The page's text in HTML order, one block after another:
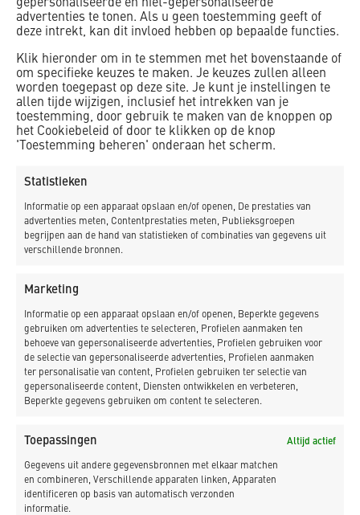
gepersonaliseerde en niet-gepersonaliseerde
advertenties te tonen. Als u geen toestemming geeft of
deze intrekt, kan dit invloed hebben op bepaalde functies.
Klik hieronder om in te stemmen met het bovenstaande of
om specifieke keuzes te maken. Je keuzes zullen alleen
worden toegepast op deze site. Je kunt je instellingen te
allen tijde wijzigen, inclusief het intrekken van je
toestemming, door gebruik te maken van de knoppen op
het Cookiebeleid of door te klikken op de knop
'Toestemming beheren' onderaan het scherm.
Statistieken
Informatie op een apparaat opslaan en/of openen, De prestaties van
advertenties meten, Contentprestaties meten, Publieksgroepen
begrijpen aan de hand van statistieken of combinaties van gegevens uit
verschillende bronnen.
Marketing
Informatie op een apparaat opslaan en/of openen, Beperkte gegevens
gebruiken om advertenties te selecteren, Profielen aanmaken ten
behoeve van gepersonaliseerde advertenties, Profielen gebruiken voor
de selectie van gepersonaliseerde advertenties, Profielen aanmaken
ter personalisatie van content, Profielen gebruiken ter selectie van
gepersonaliseerde content, Diensten ontwikkelen en verbeteren,
Beperkte gegevens gebruiken om content te selecteren.
Toepassingen Altijd actief
Gegevens uit andere gegevensbronnen met elkaar matchen
en combineren, Verschillende apparaten linken, Apparaten
identificeren op basis van automatisch verzonden
informatie.
K_Dekker nu goed samen. Veel toezicht is nodig, absoluut,
maar heel veel gaat ook gewoon goed”, zegt Rinus
De renovatiewerkzaamheden op een locatie zijn al gestart
in oktober 2019, medio 2020 begint K_Dekker met de
renovatie van het gebouw en de nieuwe terreininrichting op
de andere Waternetlocatie – met de voorbereidende
werkzaamheden is daar wel al een begin gemaakt.
OOK IN KATWIJK
Voor drinkwaterproductiebedrijf Dunea in Katwijk gaat
K_Dekker een nieuwe spoelwaterinstallatie bouwen; een
uitbreiding van de bestaande installatie. Tegelijkertijd
wordt er een nieuwe spoelwaterinstallatie aangebracht in
een zogenaamde doos-in-doosconstructie. “Ook hier geldt
dat de drinkwaterproductie geen hinder mag ondervinden
van het werk en dat er dus volgens strenge
hygiënemaatregelen gewerkt wordt”, vertelt Jelmer van
Woesik. De jarenlange ervaring van K_Dekker met
vergelijkbare projecten kan ook bij dit project toegepast